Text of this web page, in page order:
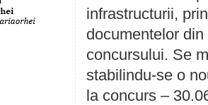
infrastructurii,
documentelor
concursului. Se
stabilindu-se o
la concurs –